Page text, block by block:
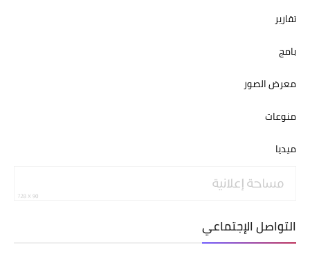
تقارير
بامج
معرض الصور
منوعات
ميديا
التواصل الإجتماعي